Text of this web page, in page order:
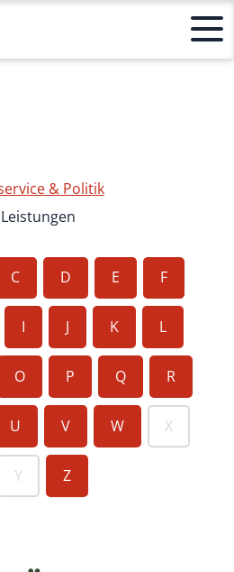
& Politik
Leistungen
C D E F
I J K L
O P Q R
U V W X
Y Z